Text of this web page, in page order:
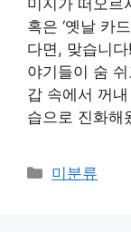
미지가 떠오르
혹은 ‘옛날 카
다면, 맞습니
야기들이 숨
갑 속에서 꺼
습으로 진화해
Categories
미분류